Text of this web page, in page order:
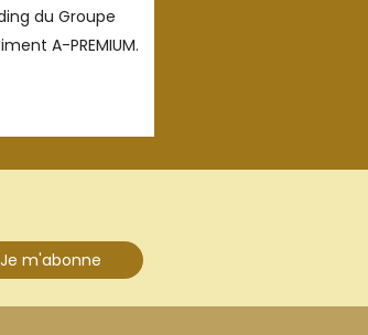
du Groupe
A-PREMIUM.
Je m'abonne